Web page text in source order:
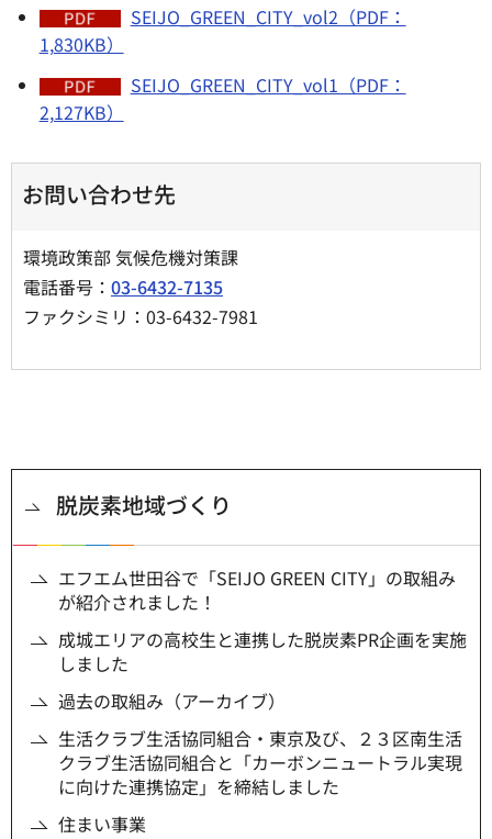
SEIJO_GREEN_CITY_vol2（PDF：
1,830KB）
SEIJO_GREEN_CITY_vol1（PDF：
2,127KB）
お問い合わせ先
環境政策部 気候危機対策課
電話番号： 03-6432-7135
ファクシミリ：03-6432-7981
脱炭素地域づくり
エフエム世田谷で「SEIJO GREEN CITY」の取組み
が紹介されました！
成城エリアの高校生と連携した脱炭素PR企画を実施
しました
過去の取組み（アーカイブ）
生活クラブ生活協同組合・東京及び、２３区南生活
クラブ生活協同組合と「カーボンニュートラル実現
に向けた連携協定」を締結しました
住まい事業